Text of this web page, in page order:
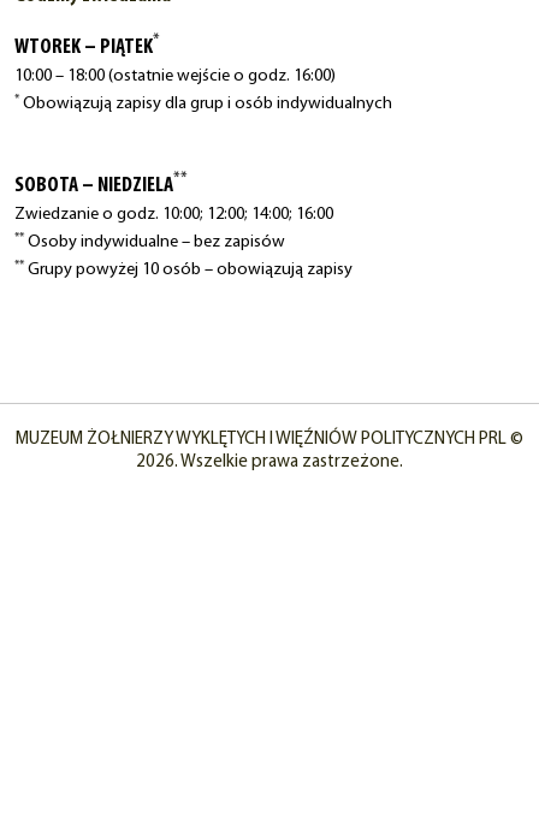
WTOREK – PIĄTEK*
10:00 – 18:00 (ostatnie wejście o godz. 16:00)
* Obowiązują zapisy dla grup i osób indywidualnych
SOBOTA – NIEDZIELA**
Zwiedzanie o godz. 10:00; 12:00; 14:00; 16:00
** Osoby indywidualne – bez zapisów
** Grupy powyżej 10 osób – obowiązują zapisy
MUZEUM ŻOŁNIERZY WYKLĘTYCH I WIĘŹNIÓW POLITYCZNYCH PRL ©
2026. Wszelkie prawa zastrzeżone.